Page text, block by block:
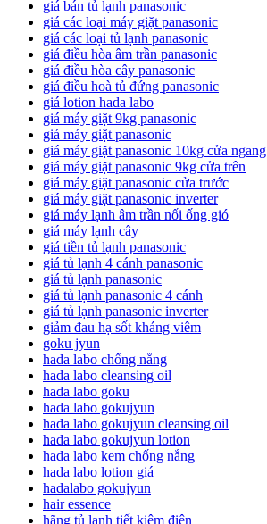
giá bán tủ lạnh panasonic
giá các loại máy giặt panasonic
giá các loại tủ lạnh panasonic
giá điều hòa âm trần panasonic
giá điều hòa cây panasonic
giá điều hoà tủ đứng panasonic
giá lotion hada labo
giá máy giặt 9kg panasonic
giá máy giặt panasonic
giá máy giặt panasonic 10kg cửa ngang
giá máy giặt panasonic 9kg cửa trên
giá máy giặt panasonic cửa trước
giá máy giặt panasonic inverter
giá máy lạnh âm trần nối ống gió
giá máy lạnh cây
giá tiền tủ lạnh panasonic
giá tủ lạnh 4 cánh panasonic
giá tủ lạnh panasonic
giá tủ lạnh panasonic 4 cánh
giá tủ lạnh panasonic inverter
giảm đau hạ sốt kháng viêm
goku jyun
hada labo chống nắng
hada labo cleansing oil
hada labo goku
hada labo gokujyun
hada labo gokujyun cleansing oil
hada labo gokujyun lotion
hada labo kem chống nắng
hada labo lotion giá
hadalabo gokujyun
hair essence
hãng tủ lạnh tiết kiệm điện